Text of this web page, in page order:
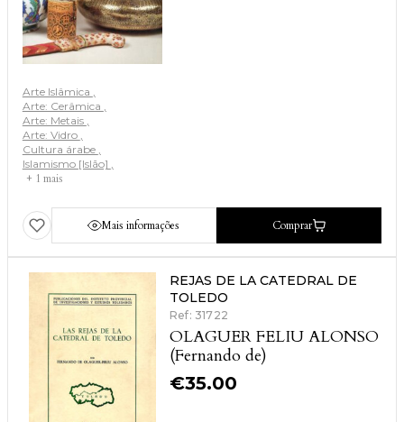
Arte Islâmica
Arte: Cerâmica
Arte: Metais
Arte: Vidro
Cultura árabe
Islamismo [Islão]
+ 1 mais
Mais informações Comprar
REJAS DE LA CATEDRAL DE
TOLEDO
Ref: 31722
OLAGUER FELIU ALONSO
(Fernando de)
€35.00